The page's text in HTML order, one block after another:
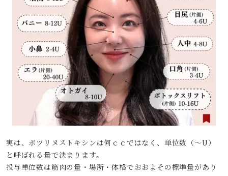
実は、ボツリヌストキシンは何ｃｃではなく、単位数（～U）
と呼ばれる量で決まります。
投与単位数は筋肉の量・場所・体格でおおよその標準量があり